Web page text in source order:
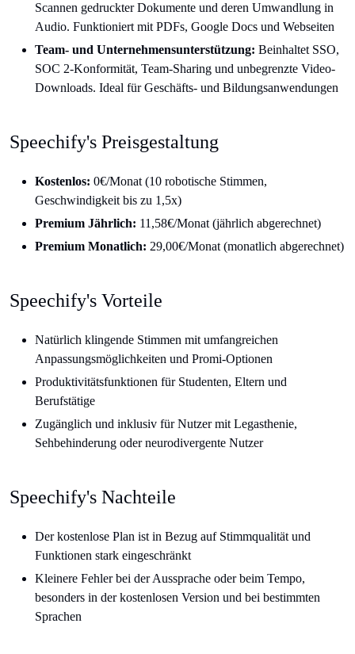
Scannen gedruckter Dokumente und deren Umwandlung in
Audio. Funktioniert mit PDFs, Google Docs und Webseiten
Team- und Unternehmensunterstützung: Beinhaltet SSO,
SOC 2-Konformität, Team-Sharing und unbegrenzte Video-
Downloads. Ideal für Geschäfts- und Bildungsanwendungen
Speechify's Preisgestaltung
Kostenlos: 0€/Monat (10 robotische Stimmen,
Geschwindigkeit bis zu 1,5x)
Premium Jährlich: 11,58€/Monat (jährlich abgerechnet)
Premium Monatlich: 29,00€/Monat (monatlich abgerechnet)
Speechify's Vorteile
Natürlich klingende Stimmen mit umfangreichen
Anpassungsmöglichkeiten und Promi-Optionen
Produktivitätsfunktionen für Studenten, Eltern und
Berufstätige
Zugänglich und inklusiv für Nutzer mit Legasthenie,
Sehbehinderung oder neurodivergente Nutzer
Speechify's Nachteile
Der kostenlose Plan ist in Bezug auf Stimmqualität und
Funktionen stark eingeschränkt
Kleinere Fehler bei der Aussprache oder beim Tempo,
besonders in der kostenlosen Version und bei bestimmten
Sprachen